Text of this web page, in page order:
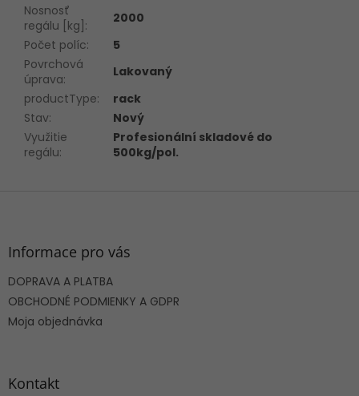
Nosnosť
regálu [kg] :
2000
Počet políc:
5
Povrchová
úprava:
Lakovaný
productType:
rack
Stav:
Nový
Využitie
regálu:
Profesionální skladové do
500kg/pol.
Informace pro vás
DOPRAVA A PLATBA
OBCHODNÉ PODMIENKY A GDPR
Moja objednávka
Kontakt